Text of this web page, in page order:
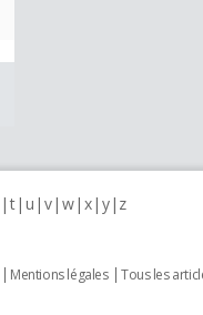
t u v w x y z
Mentions légales Tous les